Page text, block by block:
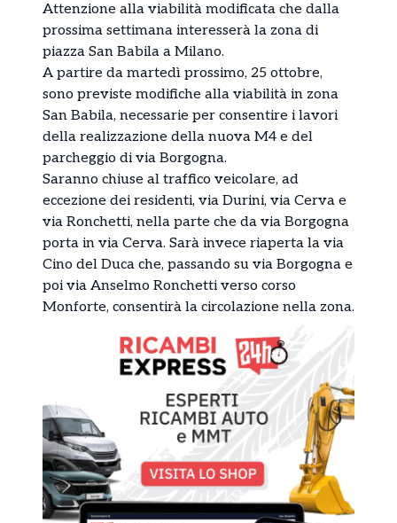
Attenzione alla viabilità modificata che dalla
prossima settimana interesserà la zona di
piazza San Babila a Milano.
A partire da martedì prossimo, 25 ottobre,
sono previste modifiche alla viabilità in zona
San Babila, necessarie per consentire i lavori
della realizzazione della nuova M4 e del
parcheggio di via Borgogna.
Saranno chiuse al traffico veicolare, ad
eccezione dei residenti, via Durini, via Cerva e
via Ronchetti, nella parte che da via Borgogna
porta in via Cerva. Sarà invece riaperta la via
Cino del Duca che, passando su via Borgogna e
poi via Anselmo Ronchetti verso corso
Monforte, consentirà la circolazione nella zona.